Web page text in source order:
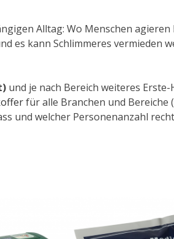
Alltag: Wo Menschen
es kann Schlimmeres vermieden
und je nach Bereich weiteres Erste-
für alle Branchen und Bereiche
und welcher Personenanzahl